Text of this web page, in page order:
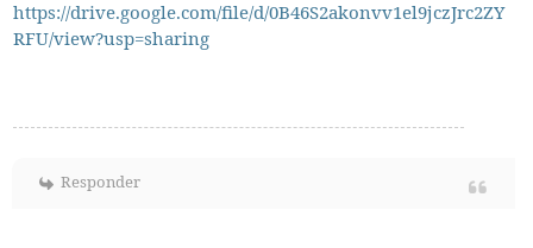
https://drive.google.com/file/d/0B46S2akonvv1el9jczJrc2ZY
RFU/view?usp=sharing
Responder